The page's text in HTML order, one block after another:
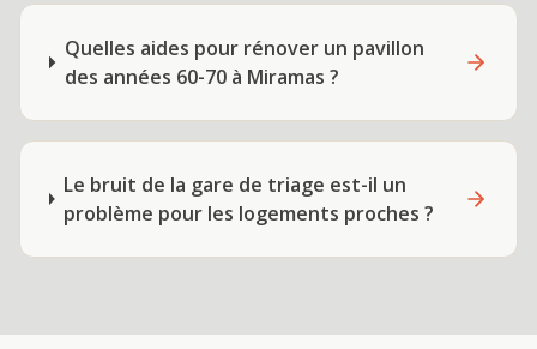
Quelles aides pour rénover un pavillon
des années 60-70 à Miramas ?
Le bruit de la gare de triage est-il un
problème pour les logements proches ?